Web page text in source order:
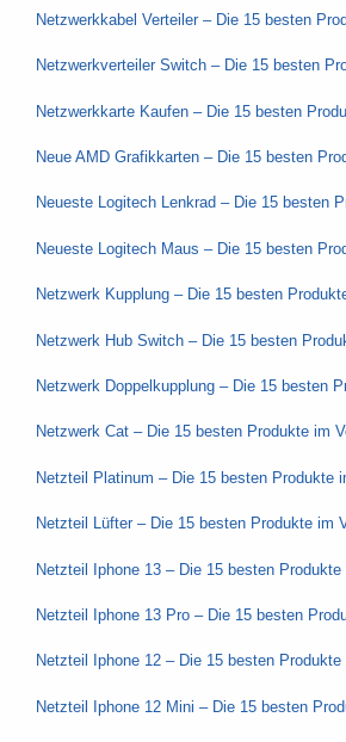
Netzwerkkabel Verteiler – Die 15 besten
Netzwerkverteiler Switch – Die 15 besten
Netzwerkkarte Kaufen – Die 15 besten
Neue AMD Grafikkarten – Die 15 besten
Neueste Logitech Lenkrad – Die 15 besten
Neueste Logitech Maus – Die 15 besten
Netzwerk Kupplung – Die 15 besten
Netzwerk Hub Switch – Die 15 besten
Netzwerk Doppelkupplung – Die 15 besten
Netzwerk Cat – Die 15 besten Produkte im
Netzteil Platinum – Die 15 besten Produkte
Netzteil Lüfter – Die 15 besten Produkte im
Netzteil Iphone 13 – Die 15 besten Produkte
Netzteil Iphone 13 Pro – Die 15 besten
Netzteil Iphone 12 – Die 15 besten
Netzteil Iphone 12 Mini – Die 15 besten